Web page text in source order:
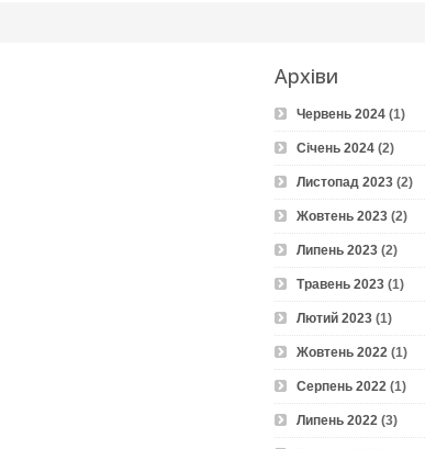
Архіви
Червень 2024 (1)
Січень 2024 (2)
Листопад 2023 (2)
Жовтень 2023 (2)
Липень 2023 (2)
Травень 2023 (1)
Лютий 2023 (1)
Жовтень 2022 (1)
Серпень 2022 (1)
Липень 2022 (3)